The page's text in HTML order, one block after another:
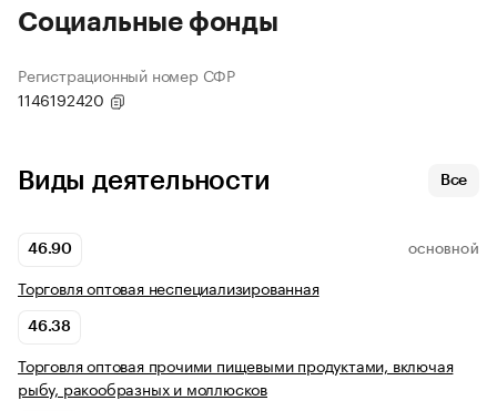
Социальные фонды
Регистрационный номер СФР
1146192420
Виды деятельности Все
46.90 ОСНОВНОЙ
Торговля оптовая неспециализированная
46.38
Торговля оптовая прочими пищевыми продуктами, включая
рыбу, ракообразных и моллюсков